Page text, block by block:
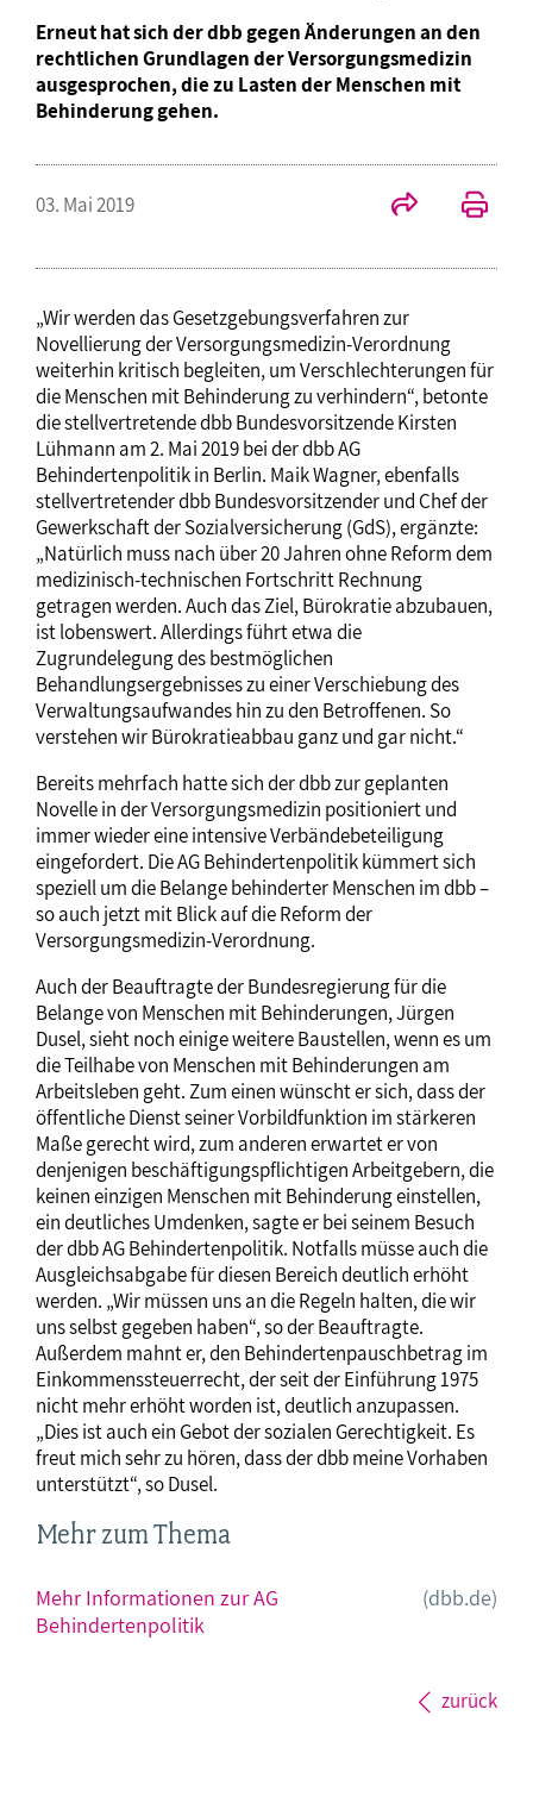
Erneut hat sich der dbb gegen Änderungen an den
rechtlichen Grundlagen der Versorgungsmedizin
ausgesprochen, die zu Lasten der Menschen mit
Behinderung gehen.
03. Mai 2019
„Wir werden das Gesetzgebungsverfahren zur
Novellierung der Versorgungsmedizin-Verordnung
weiterhin kritisch begleiten, um Verschlechterungen für
die Menschen mit Behinderung zu verhindern“, betonte
die stellvertretende dbb Bundesvorsitzende Kirsten
Lühmann am 2. Mai 2019 bei der dbb AG
Behindertenpolitik in Berlin. Maik Wagner, ebenfalls
stellvertretender dbb Bundesvorsitzender und Chef der
Gewerkschaft der Sozialversicherung (GdS), ergänzte:
„Natürlich muss nach über 20 Jahren ohne Reform dem
medizinisch-technischen Fortschritt Rechnung
getragen werden. Auch das Ziel, Bürokratie abzubauen,
ist lobenswert. Allerdings führt etwa die
Zugrundelegung des bestmöglichen
Behandlungsergebnisses zu einer Verschiebung des
Verwaltungsaufwandes hin zu den Betroffenen. So
verstehen wir Bürokratieabbau ganz und gar nicht.“
Bereits mehrfach hatte sich der dbb zur geplanten
Novelle in der Versorgungsmedizin positioniert und
immer wieder eine intensive Verbändebeteiligung
eingefordert. Die AG Behindertenpolitik kümmert sich
speziell um die Belange behinderter Menschen im dbb –
so auch jetzt mit Blick auf die Reform der
Versorgungsmedizin-Verordnung.
Auch der Beauftragte der Bundesregierung für die
Belange von Menschen mit Behinderungen, Jürgen
Dusel, sieht noch einige weitere Baustellen, wenn es um
die Teilhabe von Menschen mit Behinderungen am
Arbeitsleben geht. Zum einen wünscht er sich, dass der
öffentliche Dienst seiner Vorbildfunktion im stärkeren
Maße gerecht wird, zum anderen erwartet er von
denjenigen beschäftigungspflichtigen Arbeitgebern, die
keinen einzigen Menschen mit Behinderung einstellen,
ein deutliches Umdenken, sagte er bei seinem Besuch
der dbb AG Behindertenpolitik. Notfalls müsse auch die
Ausgleichsabgabe für diesen Bereich deutlich erhöht
werden. „Wir müssen uns an die Regeln halten, die wir
uns selbst gegeben haben“, so der Beauftragte.
Außerdem mahnt er, den Behindertenpauschbetrag im
Einkommenssteuerrecht, der seit der Einführung 1975
nicht mehr erhöht worden ist, deutlich anzupassen.
„Dies ist auch ein Gebot der sozialen Gerechtigkeit. Es
freut mich sehr zu hören, dass der dbb meine Vorhaben
unterstützt“, so Dusel.
Mehr zum Thema
Mehr Informationen zur AG
Behindertenpolitik
(dbb.de)
zurück